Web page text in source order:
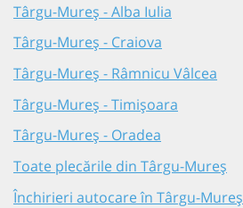
Târgu-Mureș - Alba Iulia
Târgu-Mureș - Craiova
Târgu-Mureș - Râmnicu Vâlcea
Târgu-Mureș - Timișoara
Târgu-Mureș - Oradea
Toate plecările din Târgu-Mureș
Închirieri autocare în Târgu-Mureș